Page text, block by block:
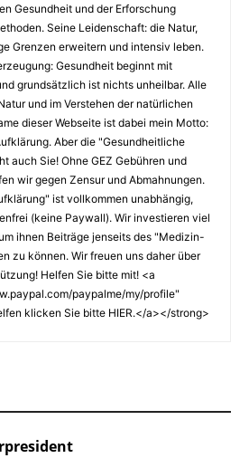
Gesundheit und der Erforschung
Seine Leidenschaft: die Natur,
Grenzen erweitern und intensiv leben.
Gesundheit beginnt mit
grundsätzlich ist nichts unheilbar. Alle
und im Verstehen der natürlichen
dieser Webseite ist dabei mein Motto:
Aber die "Gesundheitliche
auch Sie! Ohne GEZ Gebühren und
wir gegen Zensur und Abmahnungen.
ist vollkommen unabhängig,
(keine Paywall). Wir investieren viel
ihnen Beiträge jenseits des "Medizin-
zu können. Wir freuen uns daher über
Helfen Sie bitte mit! <a
paypalme/my/profile"
klicken Sie bitte HIER.</a></strong>